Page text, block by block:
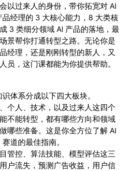
以过来人的身份，带你拓宽对 AI
经理的 3 大核心能力，8 大类核
3 类细分领域 AI 产品的落地，最
景帮你打通转型之路。无论你是
经理，还是刚刚转型的新人，又
员，这门课都能为你提供帮助。
体系分成以下四大板块。
个人、技术，以及过来人这四个
不能转型，都有哪些方向和领域
哪些准备。这是你全方位了解 AI
道的最佳指南。
管控、算法技能、模型评估这三
户流失，预测广告收益，用户信